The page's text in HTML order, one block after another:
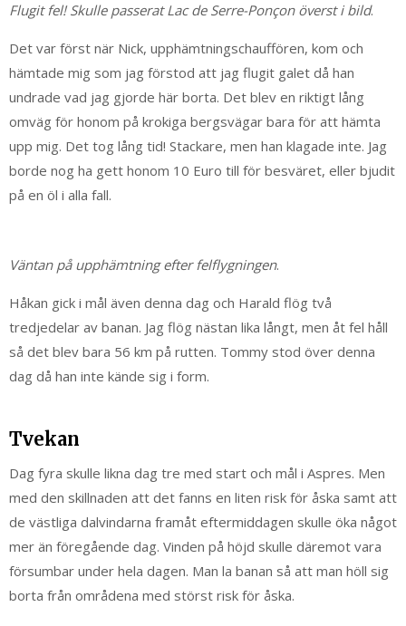
Flugit fel! Skulle passerat Lac de Serre-Ponçon överst i bild.
Det var först när Nick, upphämtningschauffören, kom och
hämtade mig som jag förstod att jag flugit galet då han
undrade vad jag gjorde här borta. Det blev en riktigt lång
omväg för honom på krokiga bergsvägar bara för att hämta
upp mig. Det tog lång tid! Stackare, men han klagade inte. Jag
borde nog ha gett honom 10 Euro till för besväret, eller bjudit
på en öl i alla fall.
Väntan på upphämtning efter felflygningen.
Håkan gick i mål även denna dag och Harald flög två
tredjedelar av banan. Jag flög nästan lika långt, men åt fel håll
så det blev bara 56 km på rutten. Tommy stod över denna
dag då han inte kände sig i form.
Tvekan
Dag fyra skulle likna dag tre med start och mål i Aspres. Men
med den skillnaden att det fanns en liten risk för åska samt att
de västliga dalvindarna framåt eftermiddagen skulle öka något
mer än föregående dag. Vinden på höjd skulle däremot vara
försumbar under hela dagen. Man la banan så att man höll sig
borta från områdena med störst risk för åska.